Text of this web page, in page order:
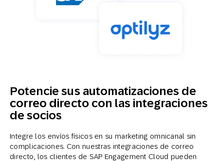
Potencie sus automatizaciones de
correo directo con las integraciones
de socios
Integre los envíos físicos en su marketing omnicanal sin
complicaciones. Con nuestras integraciones de correo
directo, los clientes de SAP Engagement Cloud pueden